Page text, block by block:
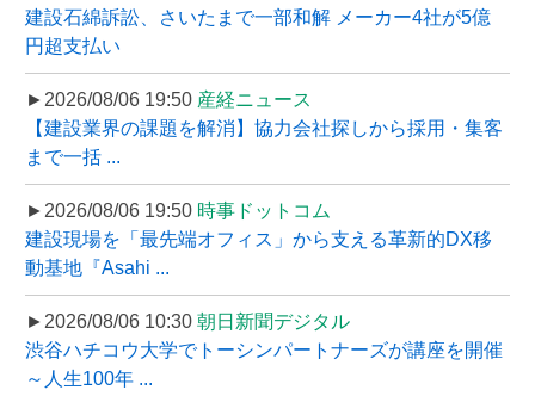
建設石綿訴訟、さいたまで一部和解 メーカー4社が5億
円超支払い
►2026/08/06 19:50 産経ニュース
【建設業界の課題を解消】協力会社探しから採用・集客
まで一括 ...
►2026/08/06 19:50 時事ドットコム
建設現場を「最先端オフィス」から支える革新的DX移
動基地『Asahi ...
►2026/08/06 10:30 朝日新聞デジタル
渋谷ハチコウ大学でトーシンパートナーズが講座を開催
～人生100年 ...